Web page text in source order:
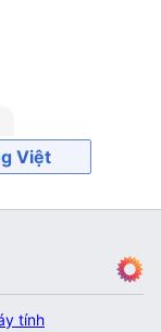
Việt
tính